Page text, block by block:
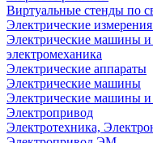
Виртуальные стенды по
Электрические
Электрические машины и
электромеханика
Электрические аппараты
Электрические машины
Электрические машины и
Электропривод
Электротехника,